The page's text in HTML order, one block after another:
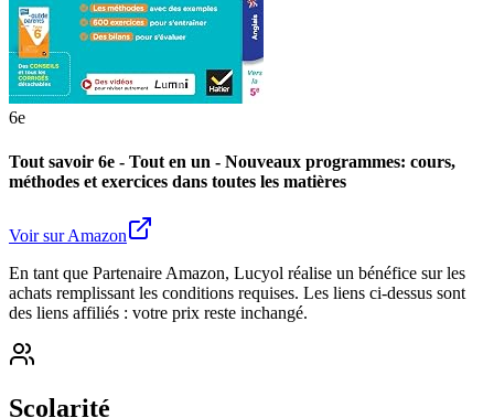
programme (toutes les matières): cahier de révision dans toutes
les matières
Voir sur Amazon